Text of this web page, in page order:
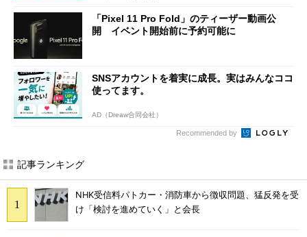
「Pixel 11 Pro Fold」のティーザー動画公
開 イベント開始前に予約可能に
SNSアカウントを着実に成長。実はみんなココ
使ってます。
AD（Dreaw合同会社）
Recommended by
記事ランキング
NHK受信料パトカー・消防車から徴収問題、猛反発を受
け「検討を進めていく」と会長